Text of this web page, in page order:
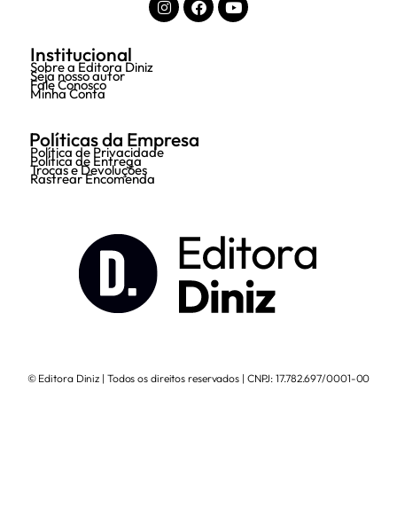
Institucional
Sobre a Editora Diniz
Seja nosso autor
Fale Conosco
Minha Conta
Políticas da Empresa
Política de Privacidade
Política de Entrega
Trocas e Devoluções
Rastrear Encomenda
© Editora Diniz | Todos os direitos reservados | CNPJ: 17.782.697/0001-00